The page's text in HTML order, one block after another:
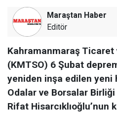
Maraştan Haber
Editör
Kahramanmaraş Ticaret
(KMTSO) 6 Şubat
yeniden inşa edilen yeni
Odalar ve Borsalar Birliği
Rifat Hisarcıklıoğlu’nun